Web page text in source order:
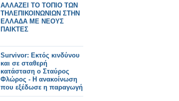
ΑΛΛΑΖΕΙ ΤΟ ΤΟΠΙΟ ΤΩΝ
ΤΗΛΕΠΙΚΟΙΝΩΝΙΩΝ ΣΤΗΝ
ΕΛΛΑΔΑ ΜΕ ΝΕΟΥΣ
ΠΑΙΚΤΕΣ
Survivor: Εκτός κινδύνου
και σε σταθερή
κατάσταση ο Σταύρος
Φλώρος - Η ανακοίνωση
που εξέδωσε η παραγωγή